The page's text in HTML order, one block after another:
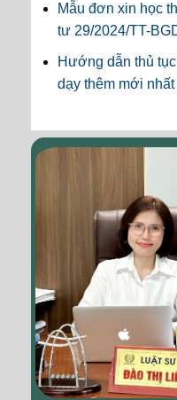
Mẫu đơn xin học
tư 29/2024/TT-
Hướng dẫn thủ
dạy thêm mới